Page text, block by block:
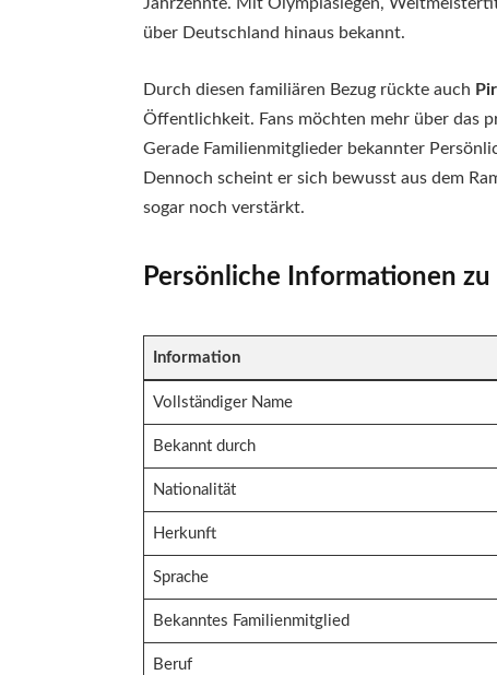
über Deutschland hinaus bekannt.
Durch diesen familiären Bezug rückte auch
Öffentlichkeit. Fans möchten mehr über das
Gerade Familienmitglieder bekannter
Dennoch scheint er sich bewusst aus dem
sogar noch verstärkt.
Persönliche Informationen
Information
Vollständiger Name
Bekannt durch
Nationalität
Herkunft
Sprache
Bekanntes Familienmitglied
Beruf